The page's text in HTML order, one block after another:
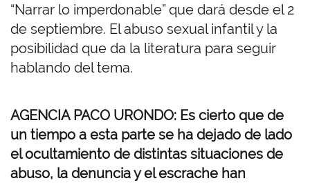
“Narrar lo imperdonable” que dará desde el 2
de septiembre. El abuso sexual infantil y la
posibilidad que da la literatura para seguir
hablando del tema.
AGENCIA PACO URONDO: Es cierto que de
un tiempo a esta parte se ha dejado de lado
el ocultamiento de distintas situaciones de
abuso, la denuncia y el escrache han